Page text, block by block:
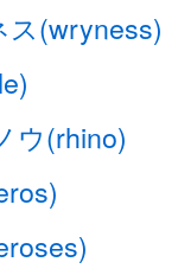
ス(wryness)
ウ(rhino)